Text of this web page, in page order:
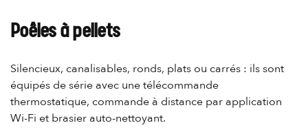
Poêles à pellets
Silencieux, canalisables, ronds, plats ou carrés : ils sont
équipés de série avec une télécommande
thermostatique, commande à distance par application
Wi-Fi et brasier auto-nettoyant.